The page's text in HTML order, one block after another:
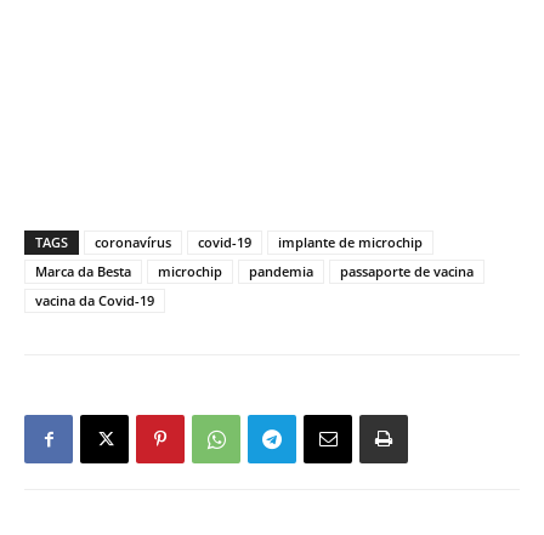
TAGS coronavírus covid-19
implante de microchip
Marca da Besta
microchip pandemia
passaporte de vacina
vacina da Covid-19